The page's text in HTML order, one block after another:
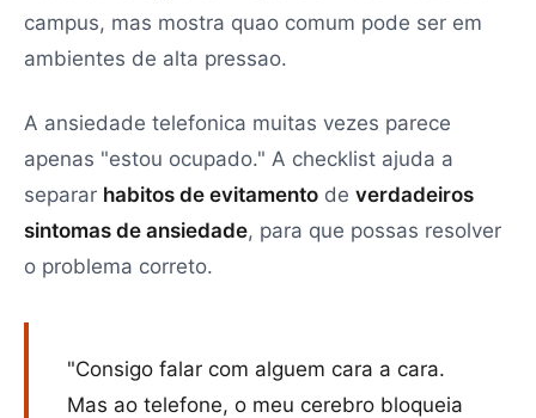
campus, mas mostra quao comum pode ser em
ambientes de alta pressao.
A ansiedade telefonica muitas vezes parece
apenas "estou ocupado." A checklist ajuda a
separar habitos de evitamento de verdadeiros
sintomas de ansiedade, para que possas resolver
o problema correto.
"Consigo falar com alguem cara a cara.
Mas ao telefone, o meu cerebro bloqueia